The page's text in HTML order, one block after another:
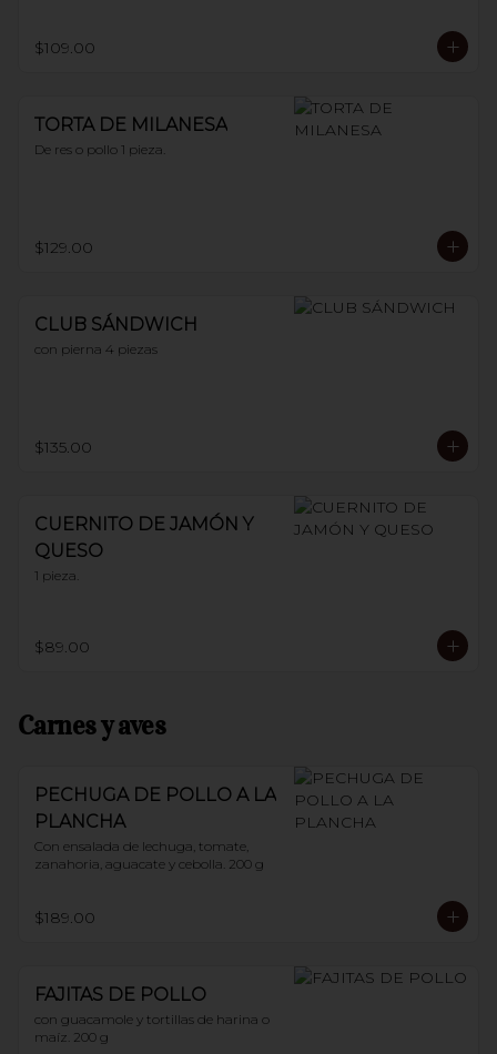
$109.00
TORTA DE MILANESA
De res o pollo 1 pieza.
$129.00
CLUB SÁNDWICH
con pierna 4 piezas
$135.00
CUERNITO DE JAMÓN Y
QUESO
1 pieza.
$89.00
Carnes y aves
PECHUGA DE POLLO A LA
PLANCHA
Con ensalada de lechuga, tomate,
zanahoria, aguacate y cebolla. 200 g
$189.00
FAJITAS DE POLLO
con guacamole y tortillas de harina o
maíz. 200 g